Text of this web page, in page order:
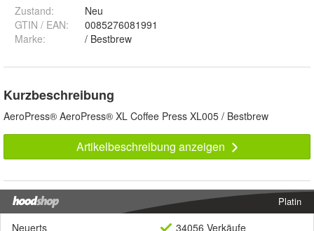
Zustand:
Neu
GTIN / EAN:
0085276081991
Marke:
/ Bestbrew
Kurzbeschreibung
AeroPress® AeroPress® XL Coffee Press XL005 / Bestbrew
Artikelbeschreibung anzeigen
Platin
Neuerts
34056 Verkäufe